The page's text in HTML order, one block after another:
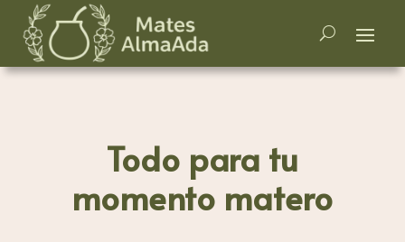
Todo para tu
momento matero